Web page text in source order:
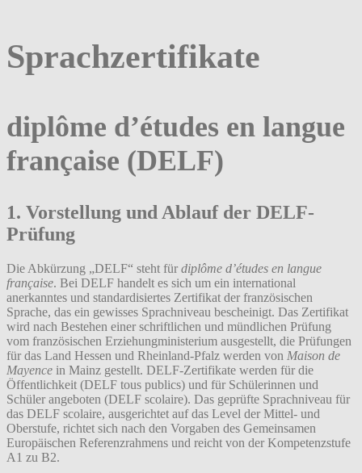
Sprachzertifikate
diplôme d’études en langue
française (DELF)
1. Vorstellung und Ablauf der DELF-
Prüfung
Die Abkürzung „DELF“ steht für diplôme d’études en langue
française. Bei DELF handelt es sich um ein international
anerkanntes und standardisiertes Zertifikat der französischen
Sprache, das ein gewisses Sprachniveau bescheinigt. Das Zertifikat
wird nach Bestehen einer schriftlichen und mündlichen Prüfung
vom französischen Erziehungministerium ausgestellt, die Prüfungen
für das Land Hessen und Rheinland-Pfalz werden von Maison de
Mayence in Mainz gestellt. DELF-Zertifikate werden für die
Öffentlichkeit (DELF tous publics) und für Schülerinnen und
Schüler angeboten (DELF scolaire). Das geprüfte Sprachniveau für
das DELF scolaire, ausgerichtet auf das Level der Mittel- und
Oberstufe, richtet sich nach den Vorgaben des Gemeinsamen
Europäischen Referenzrahmens und reicht von der Kompetenzstufe
A1 zu B2.